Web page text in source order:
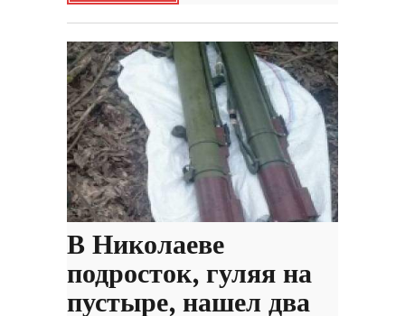
В Николаеве
подросток, гуляя на
пустыре, нашел два